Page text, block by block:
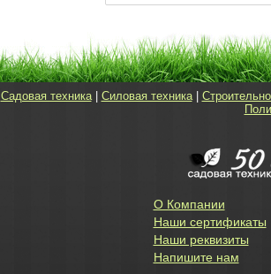
Садовая техника| Силовая техника|
О Компании
Наши сертификаты
Наши реквизиты
Напишите нам